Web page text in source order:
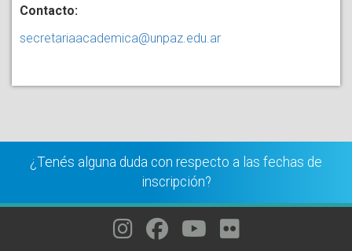
Contacto:
secretariaacademica@unpaz.edu.ar
¿Tenés alguna duda con respecto a las fechas de
inscripción?